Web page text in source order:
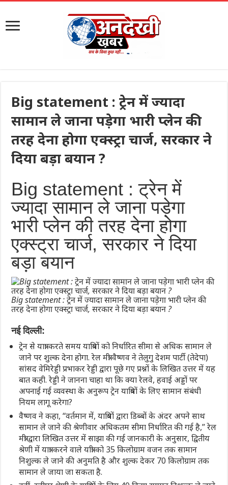
Big statement : ट्रेन में ज्यादा
सामान ले जाना पड़ेगा भारी प्लेन की
तरह देना होगा एक्स्ट्रा चार्ज, सरकार ने
दिया बड़ा बयान ?
Big statement : ट्रेन में
ज्यादा सामान ले जाना पड़ेगा
भारी प्लेन की तरह देना होगा
एक्स्ट्रा चार्ज, सरकार ने दिया
बड़ा बयान
Big statement : ट्रेन में ज्यादा सामान ले जाना पड़ेगा भारी प्लेन की
तरह देना होगा एक्स्ट्रा चार्ज, सरकार ने दिया बड़ा बयान ?
नई दिल्ली:
ट्रेन से यात्रा करते समय यात्रियों को निर्धारित सीमा से अधिक सामान ले
जाने पर शुल्क देना होगा. रेल मंत्री वैष्णव ने तेलुगु देशम पार्टी (तेदेपा)
सांसद वेमिरेड्डी प्रभाकर रेड्डी द्वारा पूछे गए प्रश्नों के लिखित उत्तर में यह
बात कही. रेड्डी ने जानना चाहा था कि क्या रेलवे, हवाई अड्डों पर
अपनाई गई व्यवस्था के अनुरूप ट्रेन यात्रियों के लिए सामान संबंधी
नियम लागू करेगा?
वैष्णव ने कहा, ‘‘वर्तमान में, यात्रियों द्वारा डिब्बों के अंदर अपने साथ
सामान ले जाने की श्रेणीवार अधिकतम सीमा निर्धारित की गई है,” रेल
मंत्री द्वारा लिखित उत्तर में साझा की गई जानकारी के अनुसार, द्वितीय
श्रेणी में यात्रा करने वाले यात्री को 35 किलोग्राम वजन तक सामान
निशुल्क ले जाने की अनुमति है और शुल्क देकर 70 किलोग्राम तक
सामान ले जाया जा सकता है.